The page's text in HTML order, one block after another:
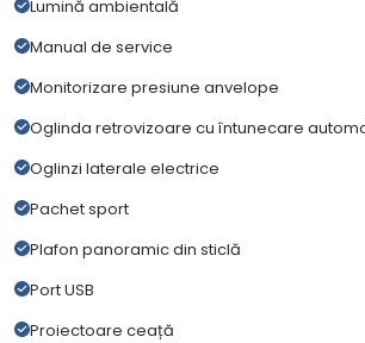
Lumină ambientală
Manual de service
Monitorizare presiune anvelope
Oglinda retrovizoare cu întunecare
Oglinzi laterale electrice
Pachet sport
Plafon panoramic din sticlă
Port USB
Proiectoare ceață